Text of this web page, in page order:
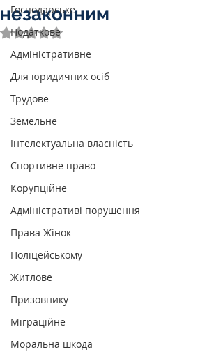
Господарське
Податкове
Адміністративне
Для юридичних осіб
Трудове
Земельне
Інтелектуальна власність
Спортивне право
Корупційне
Адміністративі порушення
Права Жінок
Поліцейському
Житлове
Призовнику
Міграційне
Моральна шкода
незаконним
Оцінка: NaN з 5 зірок.